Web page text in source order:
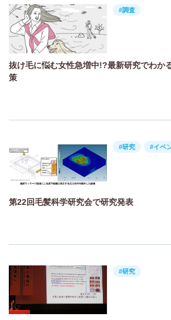
#調査
抜け毛に悩む女性急増中!?最新研究でわか
策
#研究 #イベ
第22回毛髪科学研究会で研究発表
#研究